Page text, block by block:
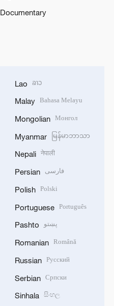
Documentary
Lao ລາວ
Malay Bahasa Melayu
Mongolian Монгол
Myanmar မြန်မာဘာသာ
Nepali नेपाली
Persian فارسی
Polish Polski
Portuguese Português
Pashto پښتو
Romanian Română
Russian Русский
Serbian Српски
Sinhala සිංහල